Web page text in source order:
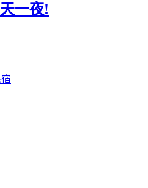
一夜!